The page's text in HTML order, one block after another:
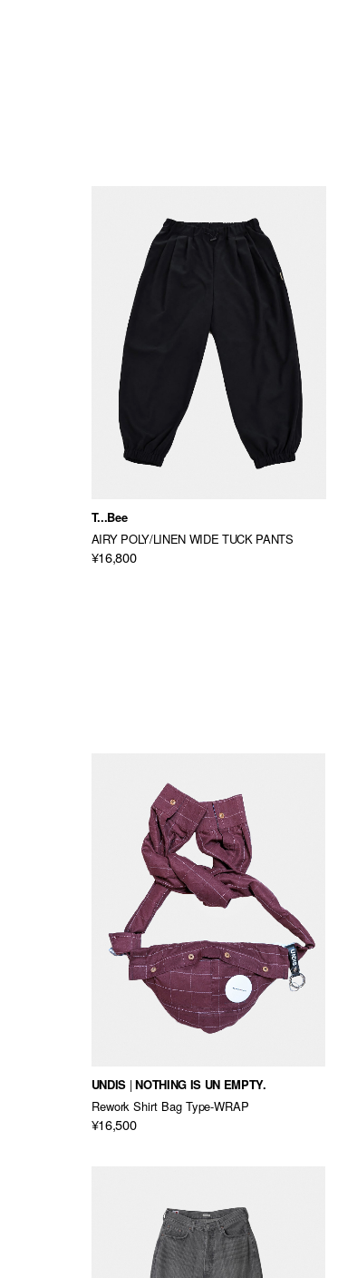
T...Bee
AIRY POLY/LINEN WIDE TUCK PANTS
¥16,800
UNDIS NOTHING IS UN EMPTY.
Rework Shirt Bag Type-WRAP
¥16,500